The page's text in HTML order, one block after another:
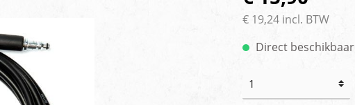
€ 19,24 incl. BTW
Direct beschikbaar